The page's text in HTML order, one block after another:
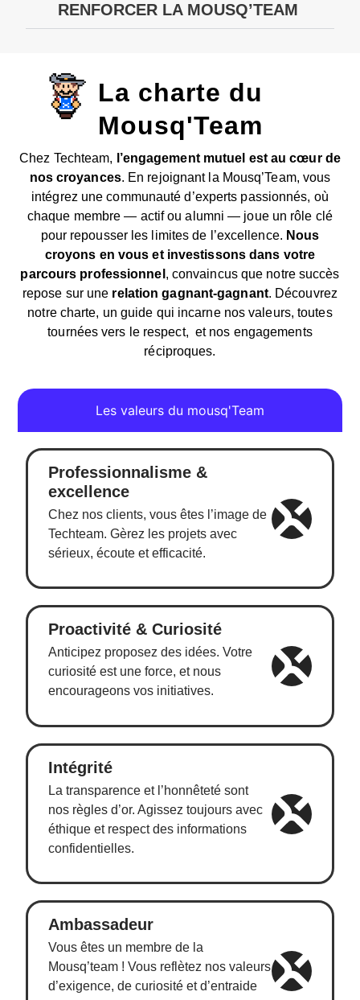
RENFORCER LA MOUSQ’TEAM
La charte du
Mousq'Team
Chez Techteam,
l’engagement mutuel est au cœur de
nos croyances. En rejoignant la Mousq’Team, vous
intégrez une communauté d’experts passionnés, où
chaque membre — actif ou alumni — joue un rôle clé
pour repousser les limites de l’excellence. Nous
croyons en vous et investissons dans votre
parcours professionnel , convaincus que notre succès
repose sur une relation gagnant-gagnant. Découvrez
notre charte, un guide qui incarne nos valeurs, toutes
tournées vers le respect, et nos engagements
réciproques.
Les valeurs du mousq'Team
Professionnalisme &
excellence
Chez nos clients, vous êtes l’image de
Techteam. Gèrez les projets avec
sérieux, écoute et efficacité.
Proactivité & Curiosité
Anticipez proposez des idées. Votre
curiosité est une force, et nous
encourageons vos initiatives.
Intégrité
La transparence et l’honnêteté sont
nos règles d’or. Agissez toujours avec
éthique et respect des informations
confidentielles.
Ambassadeur
Vous êtes un membre de la
Mousq’team ! Vous reflètez nos valeurs
d’exigence, de curiosité et d’entraide